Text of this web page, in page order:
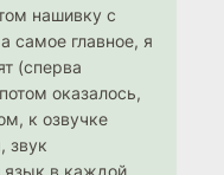
нашивку с
самое главное, я
(сперва
оказалось,
к озвучке
звук
язык в каждой